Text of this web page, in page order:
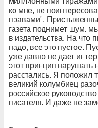
ко мне, не
правами".
газета поднимет шум,
в издательства. На что
надо, все это пустое.
уже давно не дает
этот принцип нарушать
расстались. Я положил
великий колумбиец
российское
писателя. И даже не